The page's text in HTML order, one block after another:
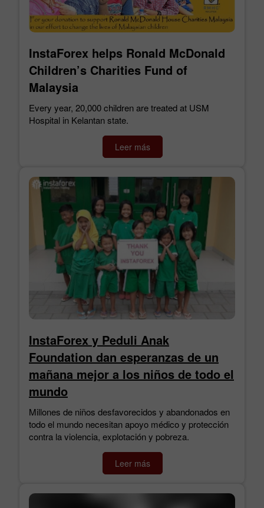
InstaForex helps Ronald McDonald
Children’s Charities Fund of
Malaysia
Every year, 20,000 children are treated at USM
Hospital in Kelantan state.
Leer más
InstaForex y Peduli Anak
Foundation dan esperanzas de un
mañana mejor a los niños de todo el
mundo
Millones de niños desfavorecidos y abandonados en
todo el mundo necesitan apoyo médico y protección
contra la violencia, explotación y pobreza.
Leer más